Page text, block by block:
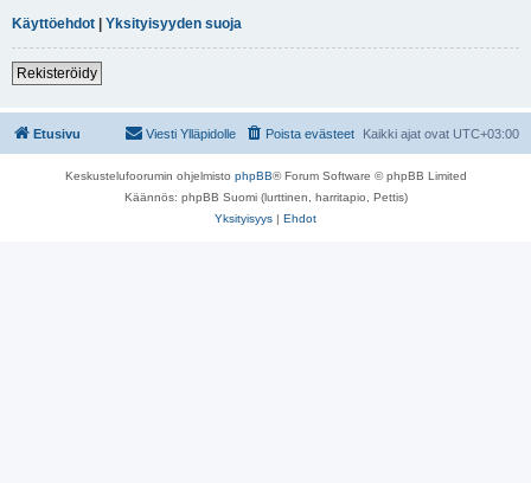
Käyttöehdot | Yksityisyyden suoja
Rekisteröidy
Etusivu Kaikki ajat ovat UTC+03:00
Poista evästeet
Viesti Ylläpidolle
Keskustelufoorumin ohjelmisto phpBB® Forum Software © phpBB Limited
Käännös: phpBB Suomi (lurttinen, harritapio, Pettis)
Yksityisyys | Ehdot